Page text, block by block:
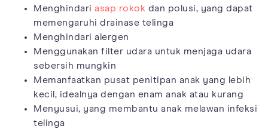
Menghindari asap rokok dan polusi, yang dapat
memengaruhi drainase telinga
Menghindari alergen
Menggunakan filter udara untuk menjaga udara
sebersih mungkin
Memanfaatkan pusat penitipan anak yang lebih
kecil, idealnya dengan enam anak atau kurang
Menyusui, yang membantu anak melawan infeksi
telinga